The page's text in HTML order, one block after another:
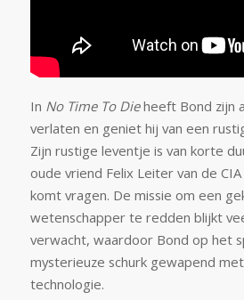
In No Time To Dieheeft Bond zijn
verlaten en geniet hij van een
Zijn rustige leventje is van korte
oude vriend Felix Leiter van de
komt vragen. De missie om een
wetenschapper te redden blijkt
verwacht, waardoor Bond op het
mysterieuze schurk gewapend
technologie.